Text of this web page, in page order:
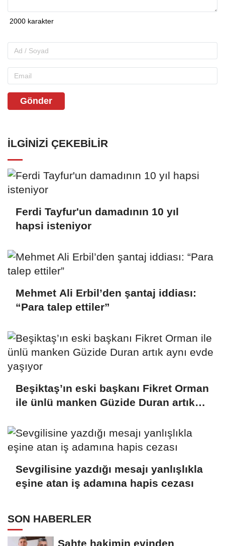
Gönder
İLGINIZI ÇEKEBILIR
Ferdi Tayfur'un damadının 10 yıl
hapsi isteniyor
Mehmet Ali Erbil’den şantaj iddiası:
“Para talep ettiler”
Beşiktaş’ın eski başkanı Fikret Orman
ile ünlü manken Güzide Duran artık
Sevgilisine yazdığı mesajı yanlışlıkla
eşine atan iş adamına hapis cezası
SON HABERLER
Sahte hakimin evinden